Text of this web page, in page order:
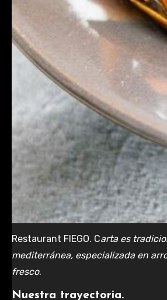
Restaurant FIEGO. Carta es
mediterránea, especializada en
fresco.
Nuestra trayectoria.